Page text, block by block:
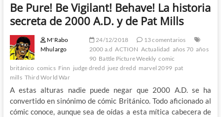
Be Pure! Be Vigilant! Behave! La historia
secreta de 2000 A.D. y de Pat Mills
M'Rabo
Mhulargo
24/12/2018
13 comentarios
2000 a.d ACTION Actualidad años 70 años
90 Battle Picture Weekly comic
británico comics Finn judge dredd juez dredd marvel 2099 pat
mills Third World War
A estas alturas nadie puede negar que 2000 A.D. se ha
convertido en sinónimo de cómic Británico. Todo aficionado al
cómic conoce, aunque sea de oídas a esta mítica cabecera de